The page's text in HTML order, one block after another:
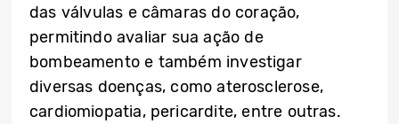
das válvulas e câmaras do coração,
permitindo avaliar sua ação de
bombeamento e também investigar
diversas doenças, como aterosclerose,
cardiomiopatia, pericardite, entre outras.